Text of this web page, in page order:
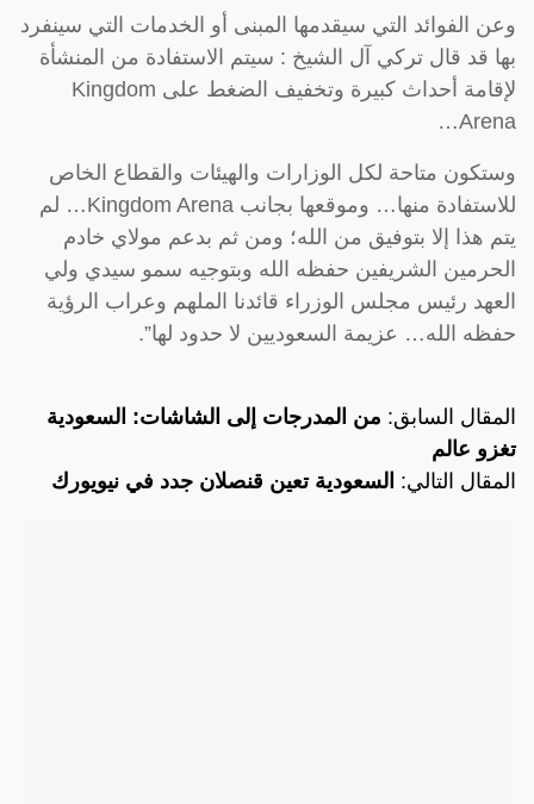
وعن الفوائد التي سيقدمها المبنى أو الخدمات التي سينفرد
بها قد قال تركي آل الشيخ : سيتم الاستفادة من المنشأة
لإقامة أحداث كبيرة وتخفيف الضغط على Kingdom
Arena…
وستكون متاحة لكل الوزارات والهيئات والقطاع الخاص
للاستفادة منها… وموقعها بجانب Kingdom Arena… لم
يتم هذا إلا بتوفيق من الله؛ ومن ثم بدعم مولاي خادم
الحرمين الشريفين حفظه الله وبتوجيه سمو سيدي ولي
العهد رئيس مجلس الوزراء قائدنا الملهم وعراب الرؤية
حفظه الله… عزيمة السعوديين لا حدود لها”.
المقال السابق: من المدرجات إلى الشاشات: السعودية
تغزو عالم
المقال التالي: السعودية تعين قنصلان جدد في نيويورك